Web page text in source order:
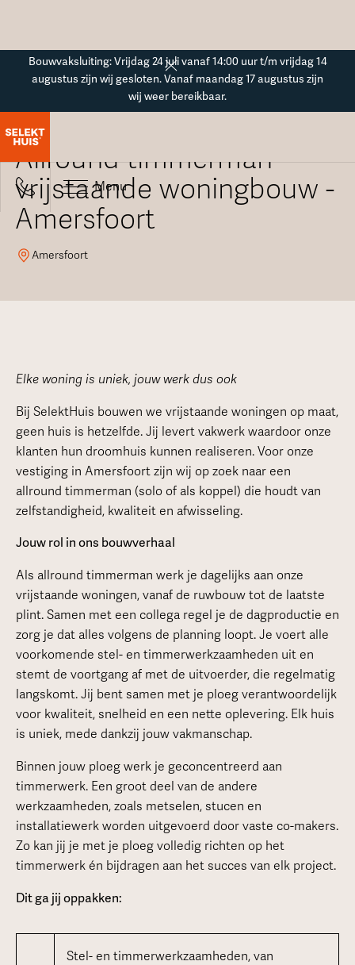
Bouwvaksluiting: Vrijdag 24 juli vanaf 14:00 uur t/m vrijdag 14
augustus zijn wij gesloten. Vanaf maandag 17 augustus zijn
wij weer bereikbaar.
Menu
Allround timmerman -
vrijstaande woningbouw -
Amersfoort
Amersfoort
Elke woning is uniek, jouw werk dus ook
Bij SelektHuis bouwen we vrijstaande woningen op maat,
geen huis is hetzelfde. Jij levert vakwerk waardoor onze
klanten hun droomhuis kunnen realiseren. Voor onze
vestiging in Amersfoort zijn wij op zoek naar een
allround timmerman (solo of als koppel) die houdt van
zelfstandigheid, kwaliteit en afwisseling.
Jouw rol in ons bouwverhaal
Als allround timmerman werk je dagelijks aan onze
vrijstaande woningen, vanaf de ruwbouw tot de laatste
plint. Samen met een collega regel je de dagproductie en
zorg je dat alles volgens de planning loopt. Je voert alle
voorkomende stel- en timmerwerkzaamheden uit en
stemt de voortgang af met de uitvoerder, die regelmatig
langskomt. Jij bent samen met je ploeg verantwoordelijk
voor kwaliteit, snelheid en een nette oplevering. Elk huis
is uniek, mede dankzij jouw vakmanschap.
Binnen jouw ploeg werk je geconcentreerd aan
timmerwerk. Een groot deel van de andere
werkzaamheden, zoals metselen, stucen en
installatiewerk worden uitgevoerd door vaste co-makers.
Zo kan jij je met je ploeg volledig richten op het
timmerwerk én bijdragen aan het succes van elk project.
Dit ga jij oppakken:
Stel- en timmerwerkzaamheden, van